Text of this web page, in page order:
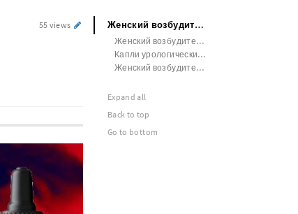
55 views Женский возбудитель растительного происхождения
Женский возбудитель с алкоголем купить
Капли урологические для женщин
Женский возбудитель способ применения
Expand all
Back to top
Go to bottom